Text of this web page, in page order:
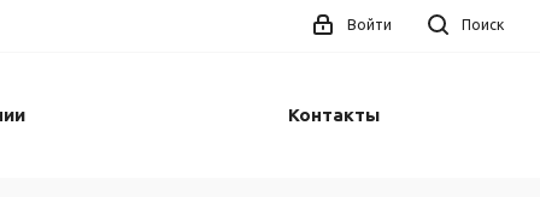
Поиск
Войти
Контакты